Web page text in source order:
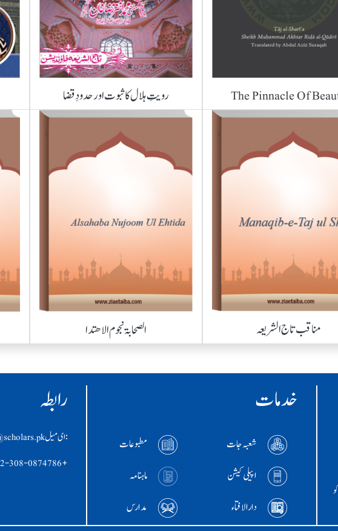
The Pinnacle Of رویتِ ہلال کا ثبوت اور حدودِ قضا
مناقب تاج الشریعہ الصحابۃ نجوم الاھتدا
خدمات
شعبہ جات
مطبوعات
اپیلی کیشن
ماہنامہ
دارالافتاء
مدارس
رابطہ
:ای ميل info@scholars.pk
+92-308-0874786 :فون